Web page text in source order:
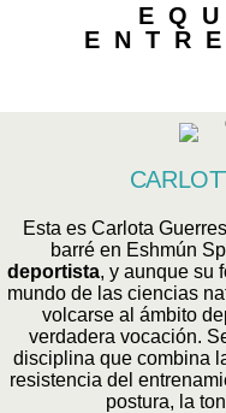
Esta es Carlota
barré en Eshmún
deportista, y aunque su
mundo de las ciencias
volcarse al ámbito
verdadera vocación.
disciplina que combina
resistencia del
postura, la